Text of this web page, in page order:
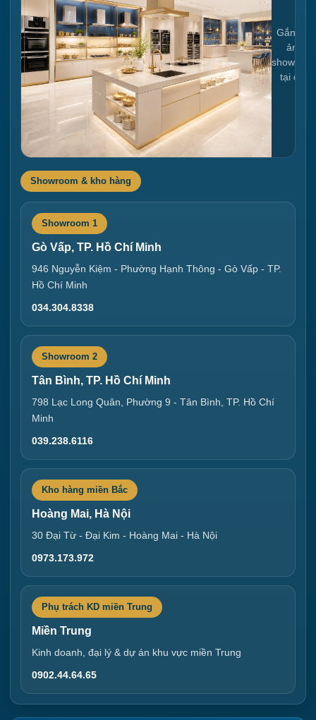
Gắn link
ảnh
tại đây
Showroom & kho hàng
Showroom 1
Gò Vấp, TP. Hồ Chí Minh
946 Nguyễn Kiệm - Phường Hạnh Thông - Gò Vấp - TP.
Hồ Chí Minh
034.304.8338
Showroom 2
Tân Bình, TP. Hồ Chí Minh
798 Lạc Long Quân, Phường 9 - Tân Bình, TP. Hồ Chí
Minh
039.238.6116
Kho hàng miền Bắc
Hoàng Mai, Hà Nội
30 Đại Từ - Đại Kim - Hoàng Mai - Hà Nội
0973.173.972
Phụ trách KD miền Trung
Miền Trung
Kinh doanh, đại lý & dự án khu vực miền Trung
0902.44.64.65